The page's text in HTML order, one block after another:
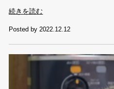
続きを読む
Posted by 2022.12.12